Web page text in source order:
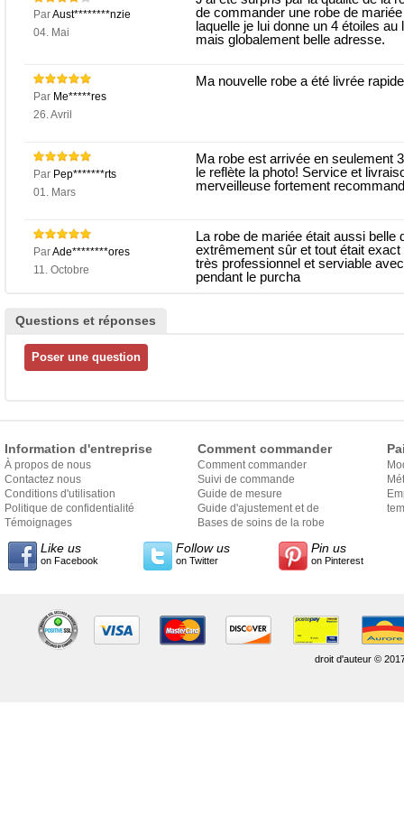
ParAust********nzie
04. Mai
de commander une robe de
laquelle je lui donne un 4 étoiles
mais globalement belle adresse.
Par Me*****res
26. Avril
Ma nouvelle robe a été livrée
Par Pep*******rts
01. Mars
Ma robe est arrivée en seulement
le reflète la photo! Service et
merveilleuse fortement
ParAde********ores
11. Octobre
La robe de mariée était aussi
extrêmement sûr et tout était
très professionnel et serviable
pendant le purcha
Questions et réponses
Information d'entreprise
À propos de nous
Contactez nous
Conditions d'utilisation
Politique de confidentialité
Témoignages
Comment commander
Comment commander
Suivi de commande
Guide de mesure
Guide d'ajustement et de
style
Bases de soins de la robe
Like us
on Facebook
Follow us
on Twitter
Pin us
on Pinterest
droit d'auteur ©